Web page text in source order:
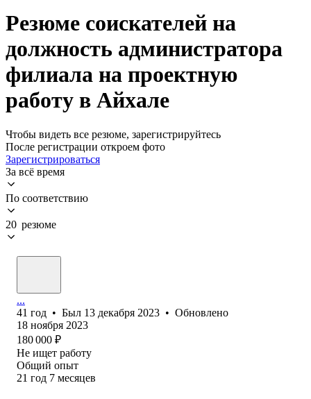
Резюме соискателей на
должность администратора
филиала на проектную
работу в Айхале
Чтобы видеть все резюме, зарегистрируйтесь
После регистрации откроем фото
Зарегистрироваться
За всё время
По соответствию
20 резюме
...
41 год • Был 13 декабря 2023 • Обновлено
18 ноября 2023
180 000 ₽
Не ищет работу
Общий опыт
21 год 7 месяцев